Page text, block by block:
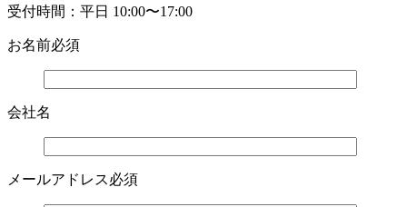
受付時間：平日 10:00〜17:00
お名前必須
会社名
メールアドレス必須